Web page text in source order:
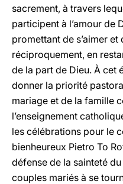
sacrement, à travers
participent à l’amour de
promettant de s’aimer
réciproquement, en
de la part de Dieu. À cet
donner la priorité
mariage et de la famille
l’enseignement
les célébrations pour le
bienheureux Pietro To
défense de la sainteté
couples mariés à se